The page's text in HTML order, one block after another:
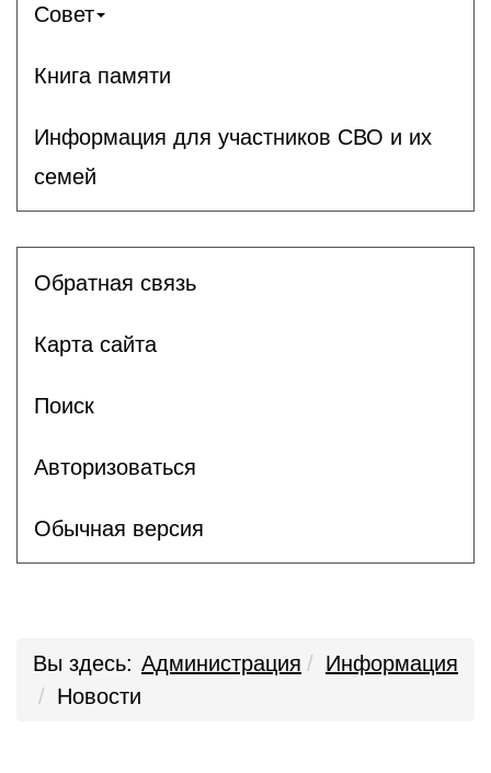
Совет
Книга памяти
Информация для участников СВО и их
семей
Обратная связь
Карта сайта
Поиск
Авторизоваться
Обычная версия
Вы здесь: Администрация
Информация
Новости